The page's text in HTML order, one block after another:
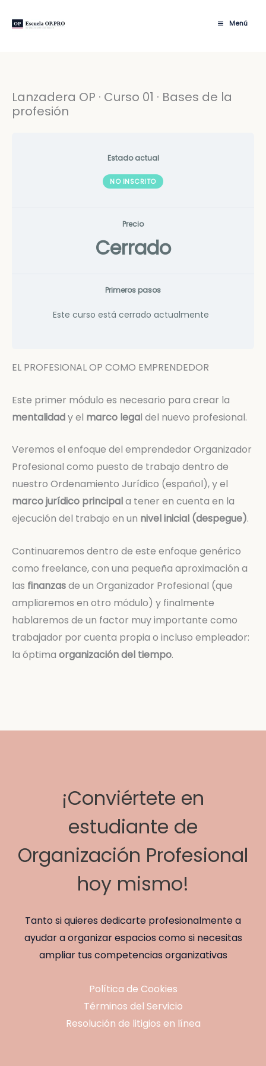
Menú
Lanzadera OP · Curso 01 · Bases de la
profesión
Estado actual
NO INSCRITO
Precio
Cerrado
Primeros pasos
Este curso está cerrado actualmente
EL PROFESIONAL OP COMO EMPRENDEDOR
Este primer módulo es necesario para crear la
mentalidady el marco legal del nuevo profesional.
Veremos el enfoque del emprendedor Organizador
Profesional como puesto de trabajo dentro de
nuestro Ordenamiento Jurídico (español), y el
marco jurídico principala tener en cuenta en la
ejecución del trabajo en un nivel inicial (despegue).
Continuaremos dentro de este enfoque genérico
como freelance, con una pequeña aproximación a
las finanzasde un Organizador Profesional (que
ampliaremos en otro módulo) y finalmente
hablaremos de un factor muy importante como
trabajador por cuenta propia o incluso empleador:
la óptima organización del tiempo.
¡Conviértete en
estudiante de
Organización Profesional
hoy mismo!
Tanto si quieres dedicarte profesionalmente a
ayudar a organizar espacios como si necesitas
ampliar tus competencias organizativas
Política de Cookies
Términos del Servicio
Resolución de litigios en línea